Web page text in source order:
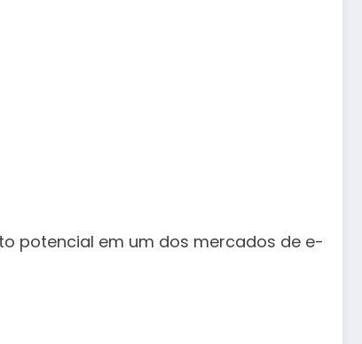
potencial em um dos mercados de e-